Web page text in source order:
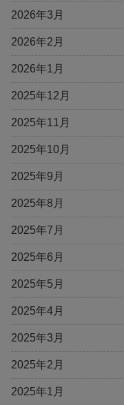
2026年3月
2026年2月
2026年1月
2025年12月
2025年11月
2025年10月
2025年9月
2025年8月
2025年7月
2025年6月
2025年5月
2025年4月
2025年3月
2025年2月
2025年1月